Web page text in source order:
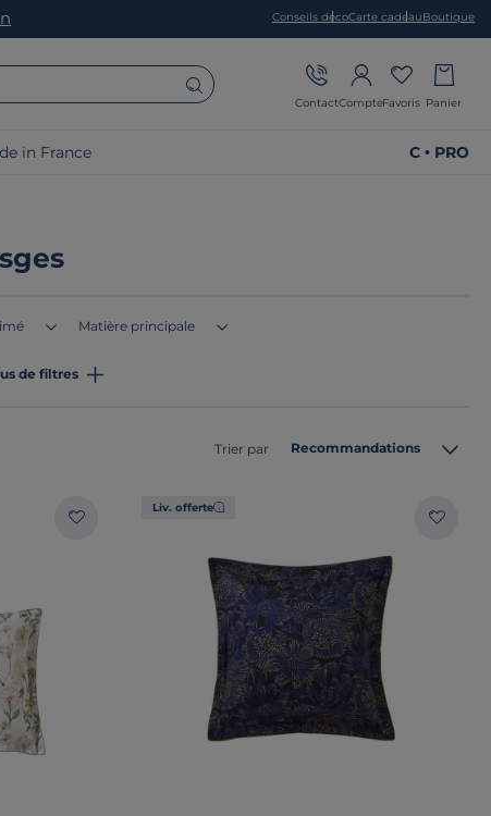
Conseils décoCarte cadeauBoutique
ContactCompteFavoris Panier
in France C • PRO
Matière principale
de filtres
Trier par Recommandations
Liv. offerte